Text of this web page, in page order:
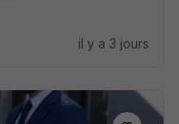
il y a 3 jours